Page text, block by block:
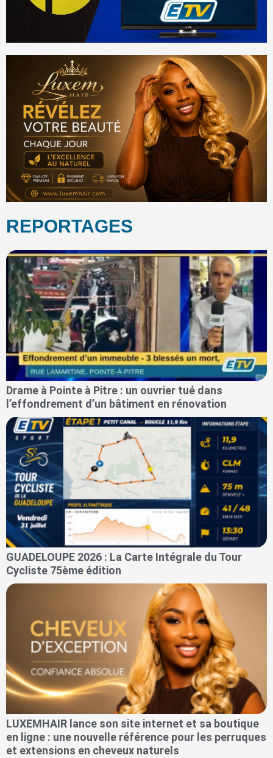
REPORTAGES
Drame à Pointe à Pitre : un ouvrier tué dans
l’effondrement d’un bâtiment en rénovation
GUADELOUPE 2026 : La Carte Intégrale du Tour
Cycliste 75ème édition
LUXEMHAIR lance son site internet et sa boutique
en ligne : une nouvelle référence pour les perruques
et extensions en cheveux naturels